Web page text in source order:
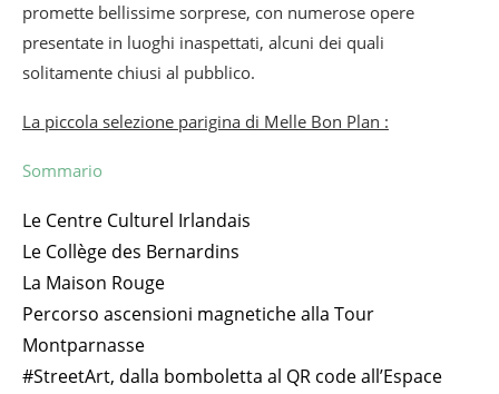
promette bellissime sorprese, con numerose opere
presentate in luoghi inaspettati, alcuni dei quali
solitamente chiusi al pubblico.
La piccola selezione parigina di Melle Bon Plan :
Sommario
Le Centre Culturel Irlandais
Le Collège des Bernardins
La Maison Rouge
Percorso ascensioni magnetiche alla Tour
Montparnasse
#StreetArt, dalla bomboletta al QR code all’Espace